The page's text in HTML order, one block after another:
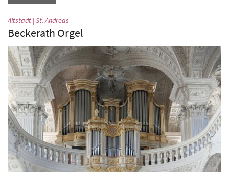
Altstadt | St. Andreas
Beckerath Orgel